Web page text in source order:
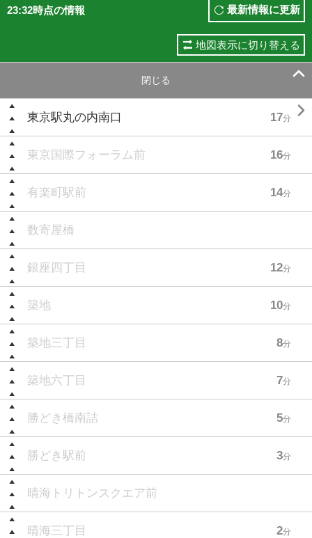
23:32時点の情報 最新情報に更新
地図表示に切り替える
閉じる 
東京駅丸の内南口 17分 
東京国際フォーラム前 16分
有楽町駅前 14分
数寄屋橋
銀座四丁目 12分
築地 10分
築地三丁目 8分
築地六丁目 7分
勝どき橋南詰 5分
勝どき駅前 3分
晴海トリトンスクエア前
晴海三丁目 2分